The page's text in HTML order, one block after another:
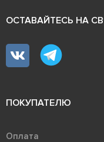
ОСТАВАЙТЕСЬ НА
ПОКУПАТЕЛЮ
Оплата